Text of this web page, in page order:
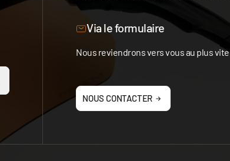
Notre équipe est à votre disposition
Via le formulaire
Nous reviendrons vers vous au plus vite
NOUS CONTACTER